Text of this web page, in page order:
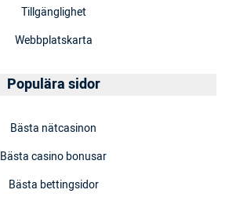
Tillgänglighet
Webbplatskarta
Populära sidor
Bästa nätcasinon
Bästa casino bonusar
Bästa bettingsidor